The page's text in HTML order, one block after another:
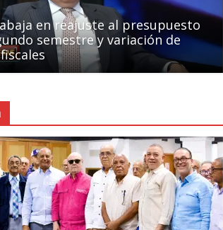
en reajuste al presupuesto
semestre y variación de